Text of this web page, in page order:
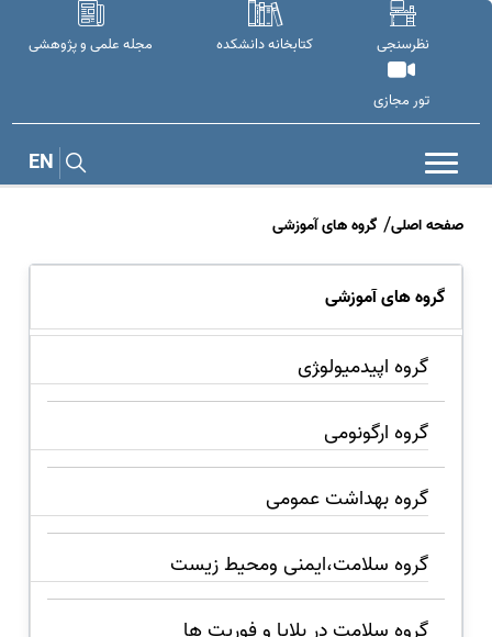
نظرسنجی کتابخانه دانشکده مجله علمی و پژوهشی
تور مجازی
EN
صفحه اصلی گروه های آموزشی
گروه های آموزشی
گروه اپیدمیولو‍ژی
گروه ارگونومی
گروه بهداشت عمومی
گروه سلامت،ایمنی ومحیط زیست